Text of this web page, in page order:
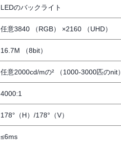
LEDのバックライト
任意3840 （RGB） ×2160 （UHD）
16.7M （8bit）
任意2000cd/mの² （1000-3000匹のnit）
4000:1
178°（H）/178°（V）
≤6ms